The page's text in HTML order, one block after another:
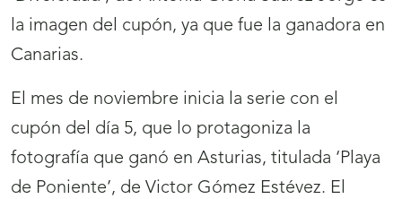
la imagen del cupón, ya que fue la ganadora en
Canarias.
El mes de noviembre inicia la serie con el
cupón del día 5, que lo protagoniza la
fotografía que ganó en Asturias, titulada ‘Playa
de Poniente’, de Victor Gómez Estévez. El